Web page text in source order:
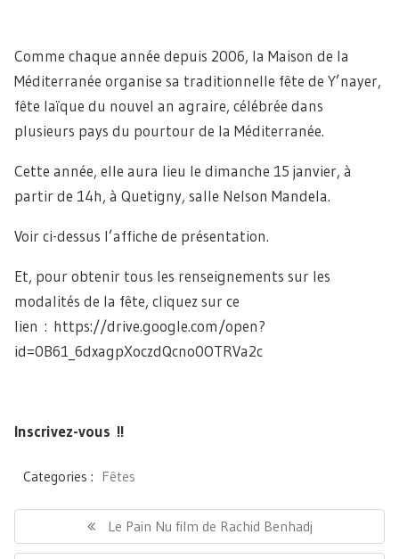
Comme chaque année depuis 2006, la Maison de la
Méditerranée organise sa traditionnelle fête de Y’nayer,
fête laïque du nouvel an agraire, célébrée dans
plusieurs pays du pourtour de la Méditerranée.
Cette année, elle aura lieu le dimanche 15 janvier, à
partir de 14h, à Quetigny, salle Nelson Mandela.
Voir ci-dessus l’affiche de présentation.
Et, pour obtenir tous les renseignements sur les
modalités de la fête, cliquez sur ce
lien : https://drive.google.com/open?
id=0B61_6dxagpXoczdQcno0OTRVa2c
Inscrivez-vous !!
Categories : Fêtes
l’article
Previous
post:
Le Pain Nu film de Rachid Benhadj